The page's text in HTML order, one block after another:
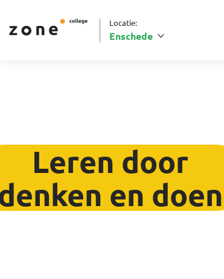
Locatie:
Enschede
Leren door
en doen